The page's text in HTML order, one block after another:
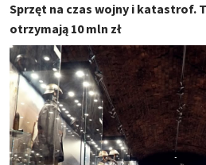
Sprzęt na czas wojny i katastrof.
otrzymają 10 mln zł